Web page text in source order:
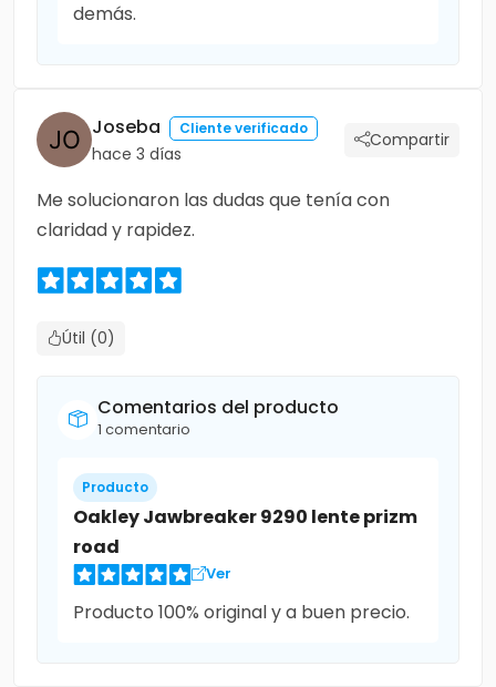
demás.
Joseba Cliente verificado
hace 3 días
Compartir
Me solucionaron las dudas que tenía con
claridad y rapidez.
Útil (0)
Comentarios del producto
1 comentario
Producto
Oakley Jawbreaker 9290 lente prizm
road
Ver
Producto 100% original y a buen precio.